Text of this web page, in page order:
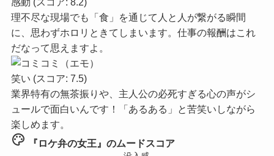
理不尽な現場でも「食」を通じて人と人が繋がる瞬間
に、思わずホロリときてしまいます。仕事の報酬はこれ
だなって思えますよ。
笑い (スコア: 7.5)
業界特有の無茶振りや、主人公の必死すぎる心の声がシ
ュールで面白いんです！「あるある」と苦笑いしながら
楽しめます。
palette 『ロケ弁の女王』のムードスコア